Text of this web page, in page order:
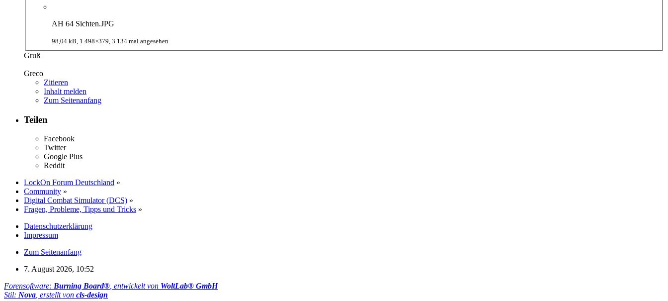
AH 64 Sichten.JPG
98,04 kB, 1.498×379, 3.134 mal angesehen
Gruß
Greco
Zitieren
Inhalt melden
Zum Seitenanfang
Teilen
Facebook
Twitter
Google Plus
Reddit
LockOn Forum Deutschland »
Community »
Digital Combat Simulator (DCS) »
Fragen, Probleme, Tipps und Tricks »
Datenschutzerklärung
Impressum
Zum Seitenanfang
7. August 2026, 10:52
Forensoftware: Burning Board®, entwickelt von WoltLab® GmbH
Stil: Nova, erstellt von cls-design